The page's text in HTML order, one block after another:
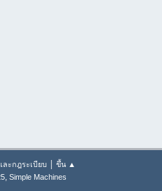
ละกฎระเบียบ | ขึ้น ▲
, Simple Machines